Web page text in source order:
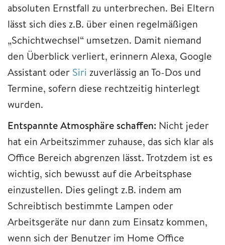
absoluten Ernstfall zu unterbrechen. Bei Eltern
lässt sich dies z.B. über einen regelmäßigen
„Schichtwechsel“ umsetzen. Damit niemand
den Überblick verliert, erinnern Alexa, Google
Assistant oder Siri zuverlässig an To-Dos und
Termine, sofern diese rechtzeitig hinterlegt
wurden.
Entspannte Atmosphäre schaffen: Nicht jeder
hat ein Arbeitszimmer zuhause, das sich klar als
Office Bereich abgrenzen lässt. Trotzdem ist es
wichtig, sich bewusst auf die Arbeitsphase
einzustellen. Dies gelingt z.B. indem am
Schreibtisch bestimmte Lampen oder
Arbeitsgeräte nur dann zum Einsatz kommen,
wenn sich der Benutzer im Home Office